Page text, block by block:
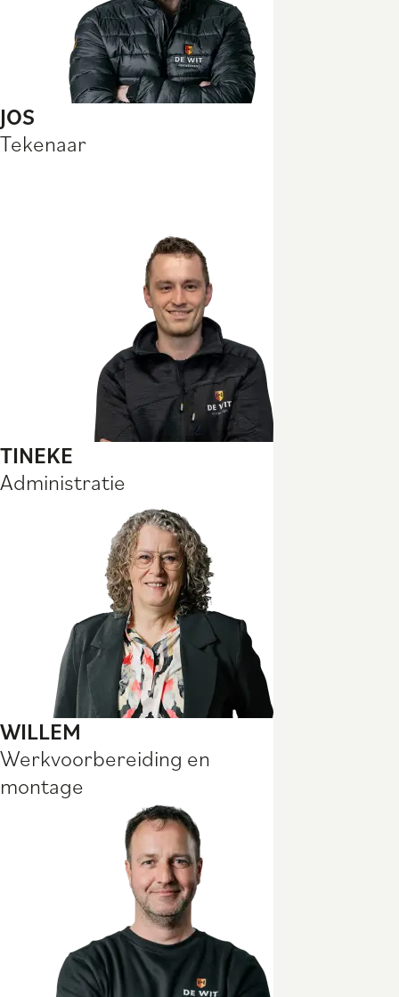
JOS
Tekenaar
TINEKE
Administratie
WILLEM
Werkvoorbereiding en
montage